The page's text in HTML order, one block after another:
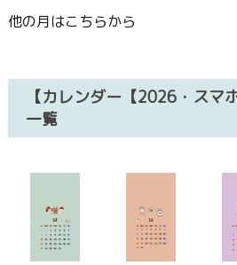
他の月はこちらから
【カレンダー【2026・スマ
一覧